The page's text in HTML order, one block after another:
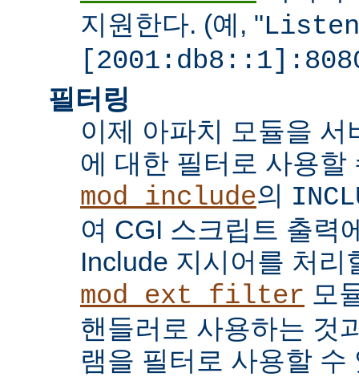
지원한다. (예, "Listen
필터링
이제 아파치 모듈을
에 대한 필터로 사용할
mod_include의
여 CGI 스크립트 출력
Include 지시어를 처리
mod_ext_filter 모
핸들러로 사용하는 것
램을 필터로 사용할 수